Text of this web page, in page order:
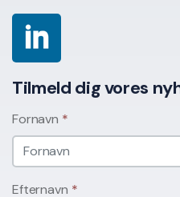
Tilmeld dig vores
Fornavn *
Efternavn *